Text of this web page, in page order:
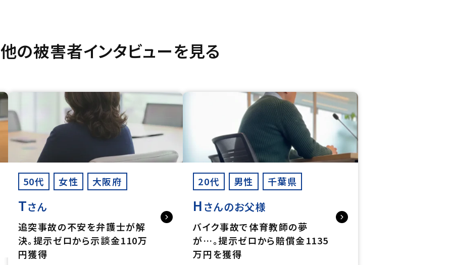
他の被害者インタビューを見る
50代 女性 大阪府
Tさん
追突事故の不安を弁護士が解
決。提示ゼロから示談金110万
円獲得
20代 男性 千葉県
H さんのお父様
バイク事故で体育教師の夢
が…。提示ゼロから賠償金1135
万円を獲得